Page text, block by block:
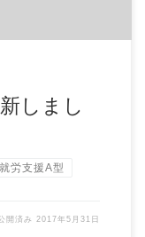
しまし
就労支援A型
開済み 2017年5月31日